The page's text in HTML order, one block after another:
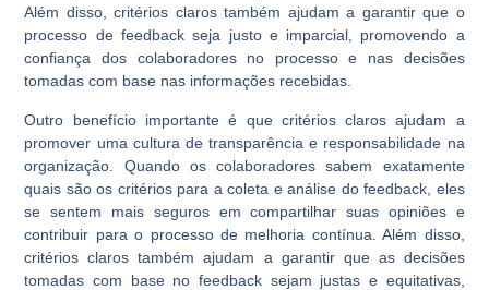
Além disso, critérios claros também ajudam a garantir que o
processo de feedback seja justo e imparcial, promovendo a
confiança dos colaboradores no processo e nas decisões
tomadas com base nas informações recebidas.
Outro benefício importante é que critérios claros ajudam a
promover uma cultura de transparência e responsabilidade na
organização. Quando os colaboradores sabem exatamente
quais são os critérios para a coleta e análise do feedback, eles
se sentem mais seguros em compartilhar suas opiniões e
contribuir para o processo de melhoria contínua. Além disso,
critérios claros também ajudam a garantir que as decisões
tomadas com base no feedback sejam justas e equitativas,